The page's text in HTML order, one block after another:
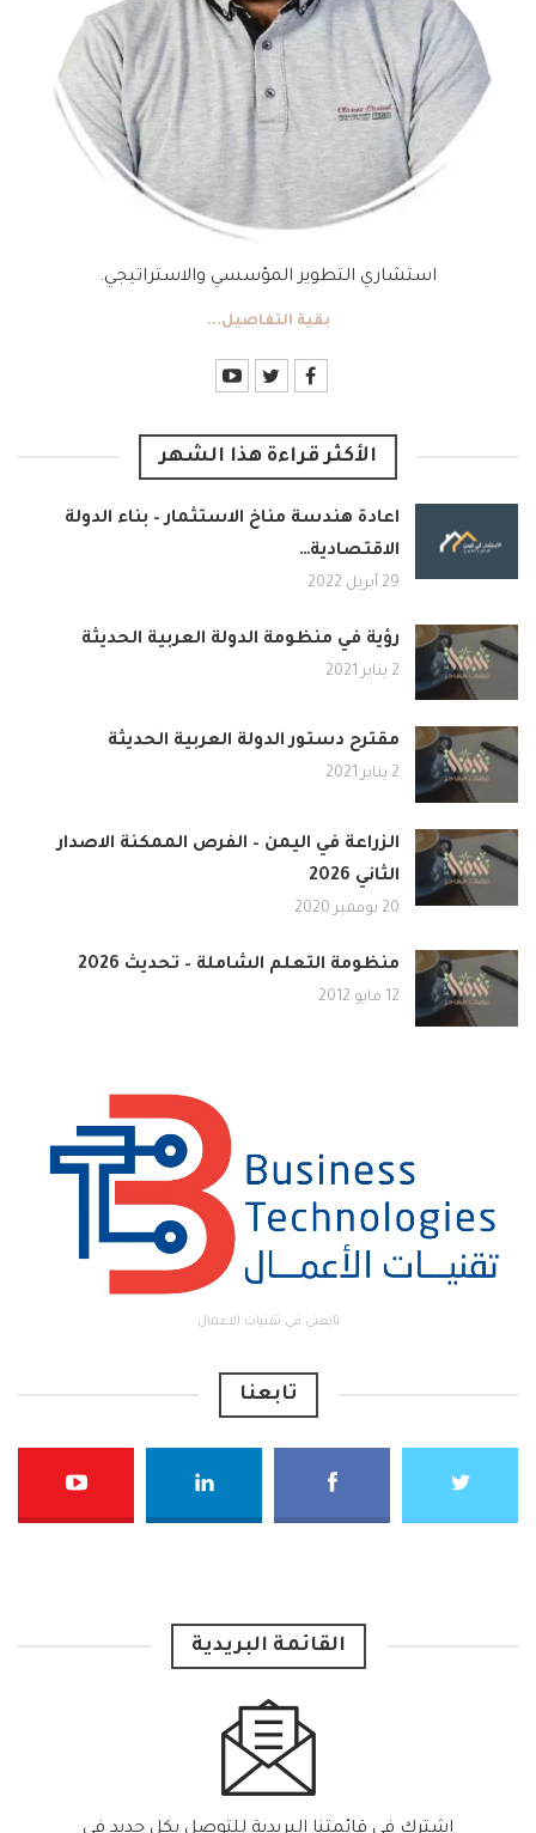
استشاري التطوير المؤسسي والاستراتيجي.
بقية التفاصيل...
الأكثر قراءة هذا الشهر
اعادة هندسة مناخ الاستثمار – بناء الدولة
الاقتصادية…
29 أبريل 2022
رؤية في منظومة الدولة العربية الحديثة
2 يناير 2021
مقترح دستور الدولة العربية الحديثة
2 يناير 2021
الزراعة في اليمن – الفرص الممكنة الاصدار
الثاني 2026
20 نوفمبر 2020
منظومة التعلم الشاملة – تحديث 2026
12 مايو 2012
تابعني في تقنيات الاعمال
تابعنا
القائمة البريدية
اشترك في قائمتنا البريدية للتوصل بكل جديد في